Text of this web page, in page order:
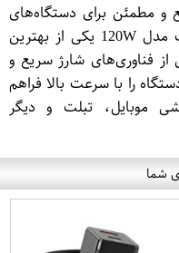
و مطمئن برای دستگاه‌های
دیجیتال خود هستید، شارژر 120 وات مدل 120W یکی از بهترین
از فناوری‌های شارژ سریع و
را با سرعت بالا فراهم
موبایل، تبلت و دیگر
شما